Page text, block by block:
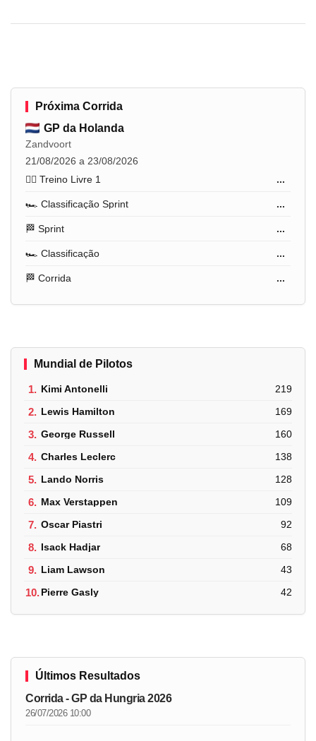
Próxima Corrida
GP da Holanda
Zandvoort
21/08/2026 a 23/08/2026
🏋️‍♂️ Treino Livre 1
...
🏎️ Classificação Sprint ...
🏁 Sprint ...
🏎️ Classificação ...
🏁 Corrida ...
Mundial de Pilotos
1. Kimi Antonelli 219
2. Lewis Hamilton 169
3. George Russell 160
4. Charles Leclerc 138
5. Lando Norris 128
6. Max Verstappen 109
7. Oscar Piastri 92
8. Isack Hadjar 68
9. Liam Lawson 43
10.Pierre Gasly 42
Últimos Resultados
Corrida - GP da Hungria 2026
26/07/2026 10:00